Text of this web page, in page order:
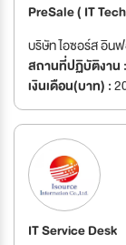
PreSale ( IT
บริษัท ไอซอร์ส อิน
สถานที่ปฏิบัติงาน :
เงินเดือน(บาท) :
IT Service Desk